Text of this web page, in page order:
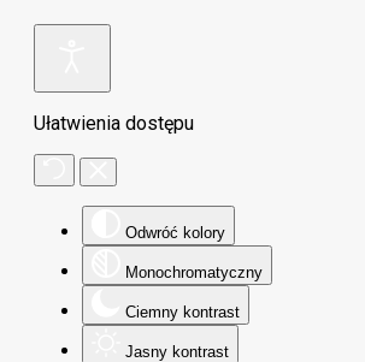
Ułatwienia dostępu
Odwróć kolory
Monochromatyczny
Ciemny kontrast
Jasny kontrast